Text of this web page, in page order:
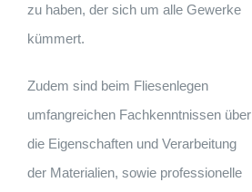
zu haben, der sich um alle Gewerke
kümmert.
Zudem sind beim Fliesenlegen
umfangreichen Fachkenntnissen über
die Eigenschaften und Verarbeitung
der Materialien, sowie professionelle